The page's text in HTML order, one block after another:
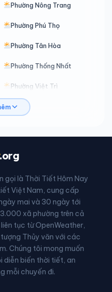
Phường Nông Trang
Phường Phú Thọ
Phường Tân Hòa
Phường Thống Nhất
Phường Việt Trì
Phường Vĩnh Yên
Xã Bình Phú
Xã Bình Xuyên
Xã Cao Dương
Xã Cao Sơn
Xã Chí Đám
.org
gọi là Thời Tiết Hôm Nay
Việt Nam, cung cấp
mai và 30 ngày tới
xã phường trên cả
tục từ OpenWeather,
Thủy văn với các
Chúng tôi mong muốn
diễn biến thời tiết, an
mỗi chuyến đi.